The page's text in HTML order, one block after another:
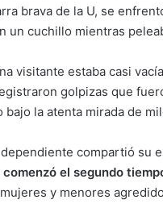
brava de la U, se
un cuchillo mientras
visitante estaba casi
golpizas que
bajo la atenta mirada de
compartió su
el segundo
y menores